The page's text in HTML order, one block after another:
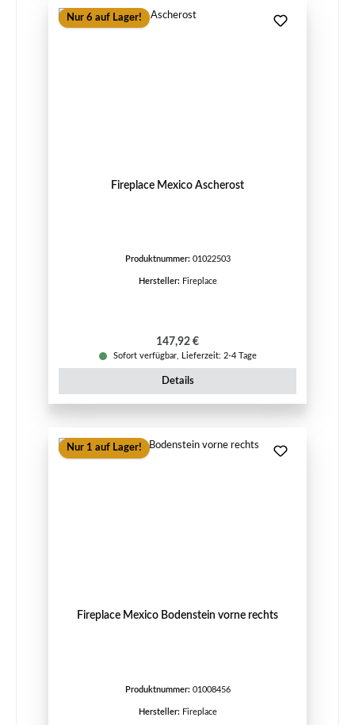
Nur 6 auf Lager!
Fireplace Mexico Ascherost
Produktnummer: 01022503
Hersteller: Fireplace
Regulärer Preis:
147,92 €
Sofort verfügbar, Lieferzeit: 2-4 Tage
Details
Nur 1 auf Lager!
Fireplace Mexico Bodenstein vorne rechts
Produktnummer: 01008456
Hersteller: Fireplace